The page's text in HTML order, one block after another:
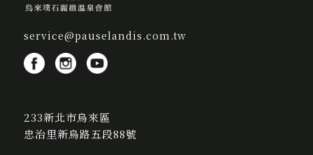
service@pauselandis.com.tw
233新北市烏來區
忠治里新烏路五段88號